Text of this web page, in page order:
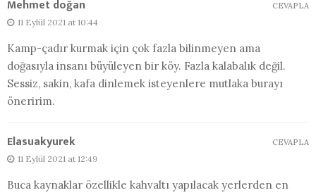
Mehmet doğan
11 Eylül 2021 at 10:44
Kamp-çadır kurmak için çok fazla bilinmeyen ama
doğasıyla insanı büyüleyen bir köy. Fazla kalabalık değil.
Sessiz, sakin, kafa dinlemek isteyenlere mutlaka burayı
öneririm.
CEVAPLA
Elasuakyurek
11 Eylül 2021 at 12:49
Buca kaynaklar özellikle kahvaltı yapılacak yerlerden en
CEVAPLA